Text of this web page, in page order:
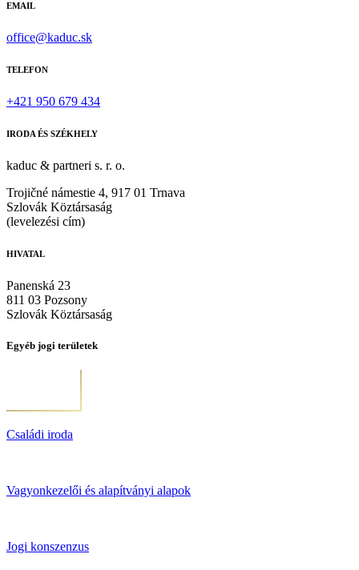
EMAIL
office@kaduc.sk
TELEFON
+421 950 679 434
IRODA ÉS SZÉKHELY
kaduc & partneri s. r. o.
Trojičné námestie 4, 917 01 Trnava
Szlovák Köztársaság
(levelezési cím)
HIVATAL
Panenská 23
811 03 Pozsony
Szlovák Köztársaság
Egyéb jogi területek
Családi iroda
Vagyonkezelői és alapítványi alapok
Jogi konszenzus